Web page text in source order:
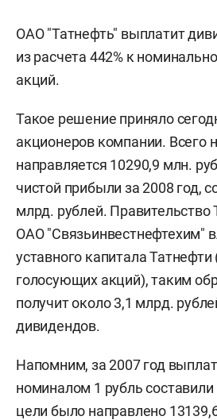
ОАО "Татнефть" выплатит
из расчета 442% к
акций.
Такое решение приняло
акционеров компании. Всего
направляется 10290,9 млн.
чистой прибыли за 2008 год,
млрд. рублей. Правительство
ОАО "Связьинвестнефтехим"
уставного капитала Татнефти
голосующих акций), таким
получит около 3,1 млрд.
дивидендов.
Напомним, за 2007 год
номиналом 1 рубль составили
цели было направлено